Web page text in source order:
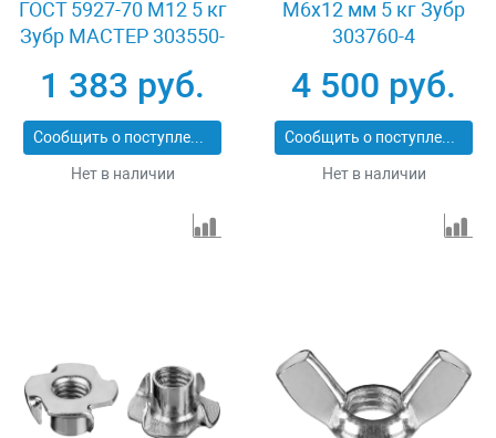
ГОСТ 5927-70 M12 5 кг
Зубр МАСТЕР 303550-
1 383 руб.
Сообщить о поступлении
Нет в наличии
M6x12 мм 5 кг Зубр
303760-4
4 500 руб.
Сообщить о поступлении
Нет в наличии